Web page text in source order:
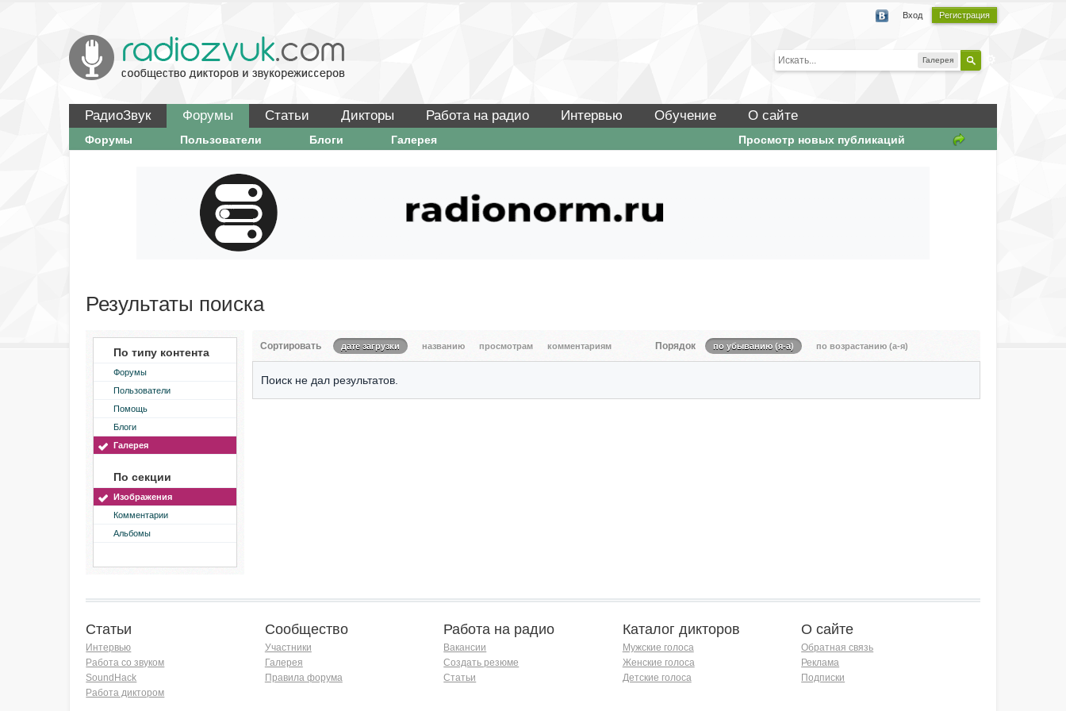
Вход Регистрация
Галерея
РадиоЗвук Форумы Статьи Дикторы Работа на радио Интервью Обучение О сайте
Просмотр новых публикаций
Форумы Пользователи Блоги Галерея
Результаты поиска
По типу контента
Форумы
Пользователи
Помощь
Блоги
Галерея
По секции
Изображения
Комментарии
Альбомы
Сортировать дате загрузки названию просмотрам комментариям Порядок по убыванию (я-а) по возрастанию (а-я)
Поиск не дал результатов.
Статьи
Интервью
Работа со звуком
SoundHack
Работа диктором
Сообщество
Участники
Галерея
Правила форума
Работа на радио
Вакансии
Создать резюме
Статьи
Каталог дикторов
Мужские голоса
Женские голоса
Детские голоса
О сайте
Обратная связь
Реклама
Подписки